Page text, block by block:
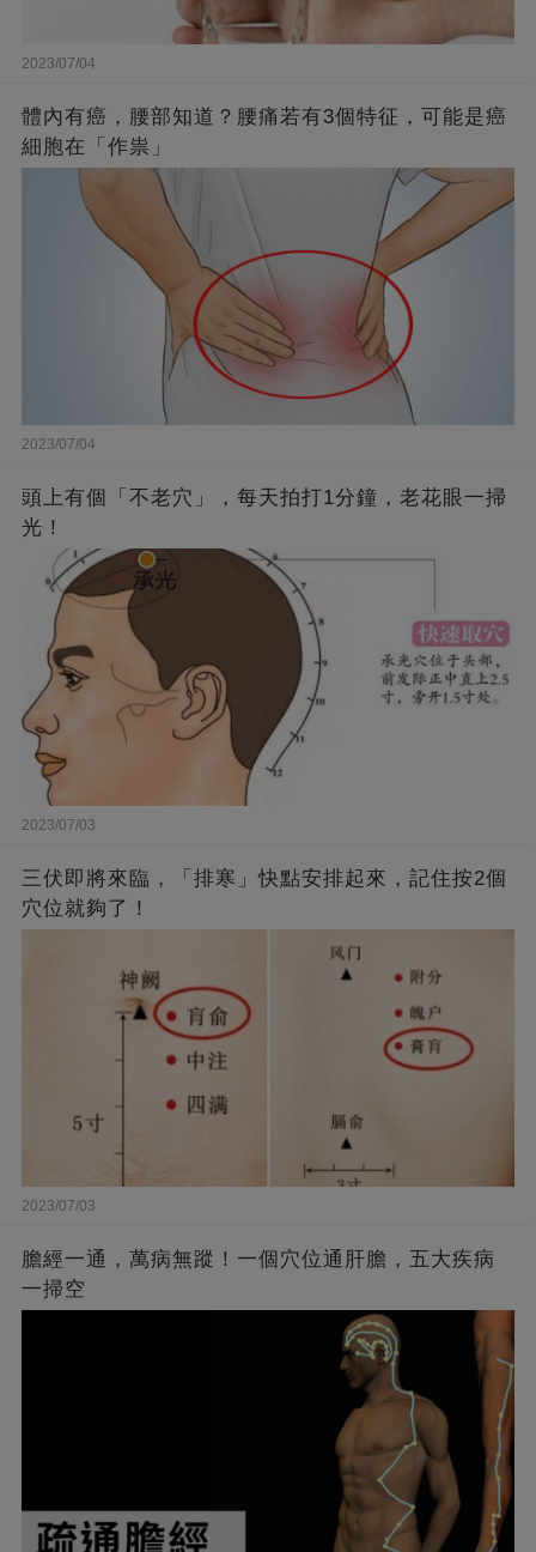
2023/07/04
體內有癌，腰部知道？腰痛若有3個特征，可能是癌
細胞在「作祟」
2023/07/04
頭上有個「不老穴」，每天拍打1分鐘，老花眼一掃
光！
2023/07/03
三伏即將來臨，「排寒」快點安排起來，記住按2個
穴位就夠了！
2023/07/03
膽經一通，萬病無蹤！一個穴位通肝膽，五大疾病
一掃空